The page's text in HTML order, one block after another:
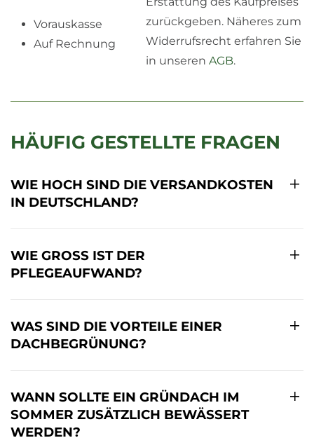
Vorauskasse
Auf Rechnung
zurückgeben. Näheres zum
Widerrufsrecht erfahren Sie
in unseren AGB.
HÄUFIG GESTELLTE FRAGEN
WIE HOCH SIND DIE VERSANDKOSTEN
IN DEUTSCHLAND?
WIE GROSS IST DER P
FLEGEAUFWAND?
WAS SIND DIE VORTEILE EINER
DACHBEGRÜNUNG?
WANN SOLLTE EIN GRÜNDACH IM
SOMMER ZUSÄTZLICH BEWÄSSERT
WERDEN?